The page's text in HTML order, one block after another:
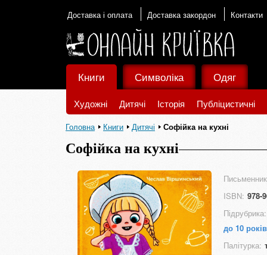
Доставка і оплата Доставка закордон Контакти
Книги
Художні Дитячі Історія Публіцистичні
Символіка Одяг
Головна Книги Дитячі Софійка на кухні
Софійка на кухні
ISBN: 978-
Підрубрика:
до 10 років
Палітурка: